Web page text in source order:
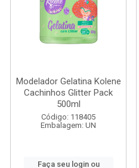
Modelador Gelatina Kolene
Cachinhos Glitter Pack
500ml
Código: 118405
Embalagem: UN
Faça seu login ou